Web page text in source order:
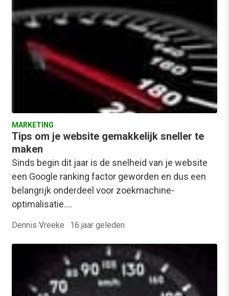
MARKETING
Tips om je website gemakkelijk sneller te
maken
Sinds begin dit jaar is de snelheid van je website
een Google ranking factor geworden en dus een
belangrijk onderdeel voor zoekmachine-
optimalisatie.…
Dennis Vreeke · 16 jaar geleden